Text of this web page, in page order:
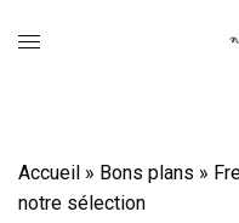
Accueil » Bons plans »
notre sélection